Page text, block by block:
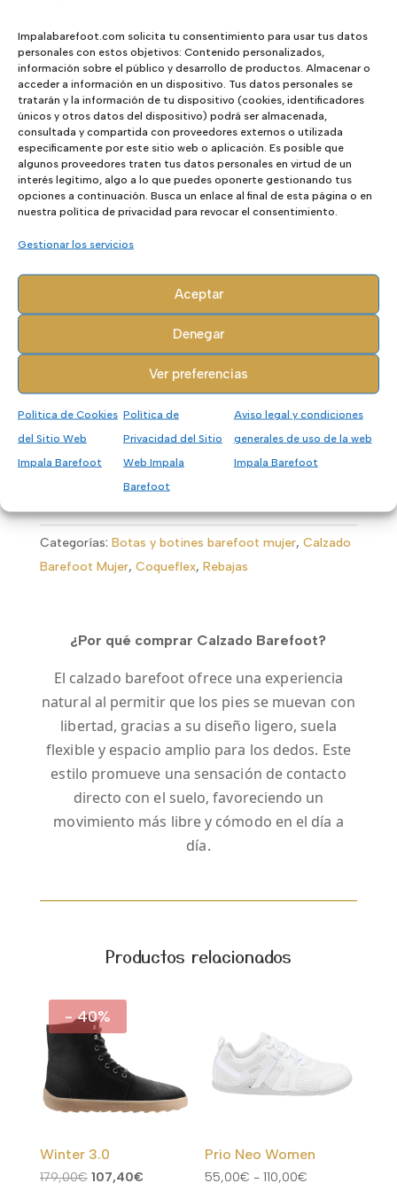
Impalabarefoot.com solicita tu consentimiento para usar tus datos
personales con estos objetivos: Contenido personalizados,
información sobre el público y desarrollo de productos. Almacenar o
acceder a información en un dispositivo. Tus datos personales se
tratarán y la información de tu dispositivo (cookies, identificadores
únicos y otros datos del dispositivo) podrá ser almacenada,
consultada y compartida con proveedores externos o utilizada
específicamente por este sitio web o aplicación. Es posible que
algunos proveedores traten tus datos personales en virtud de un
interés legítimo, algo a lo que puedes oponerte gestionando tus
opciones a continuación. Busca un enlace al final de esta página o en
nuestra política de privacidad para revocar el consentimiento.
Gestionar los servicios
Aceptar
Denegar
Ver preferencias
Política de Cookies
del Sitio Web
Impala Barefoot
Política de
Privacidad del Sitio
Web Impala
Barefoot
Aviso legal y condiciones
generales de uso de la web
Impala Barefoot
Sé el primero en valorar “Kira Black”
Tu dirección de correo electrónico no
será publicada. Los campos
obligatorios están marcados con*
Categorías: Botas y botines barefoot mujer, Calzado
Barefoot Mujer, Coqueflex, Rebajas
¿Por qué comprar Calzado Barefoot?
El calzado barefoot ofrece una experiencia
natural al permitir que los pies se muevan con
libertad, gracias a su diseño ligero, suela
flexible y espacio amplio para los dedos. Este
estilo promueve una sensación de contacto
directo con el suelo, favoreciendo un
movimiento más libre y cómodo en el día a
día.
Productos relacionados
- 40%
Winter 3.0
179,00€ El
107,40€El
Prio Neo Women
55,00€ - 110,00€